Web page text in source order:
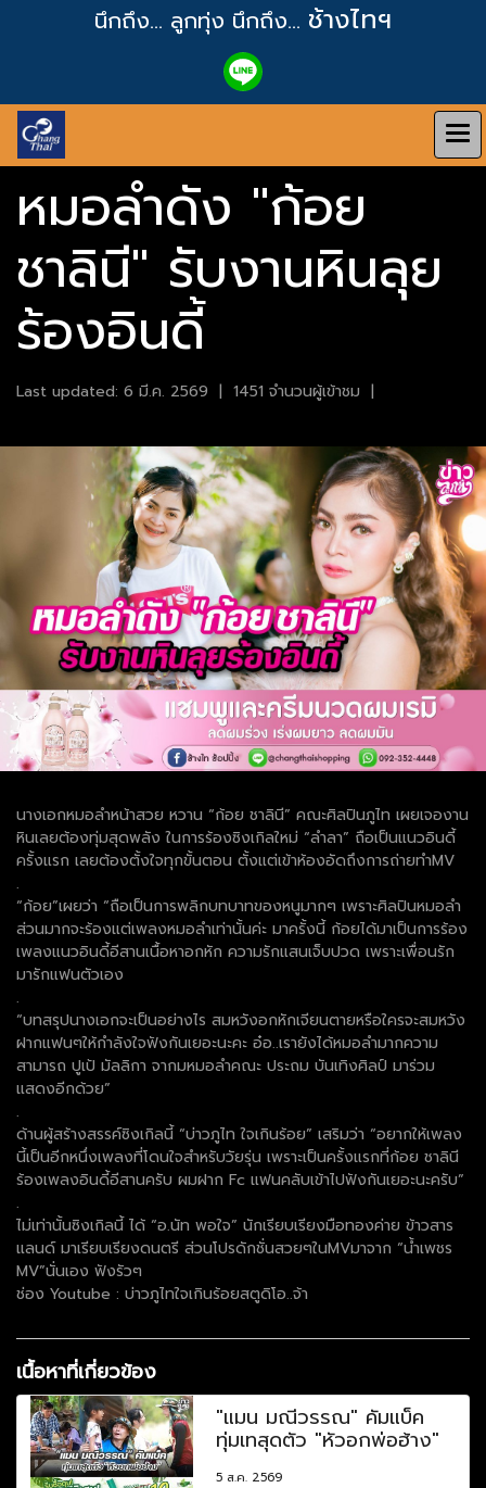
นึกถึง... ลูกทุ่ง นึกถึง... ช้างไทฯ
หมอลำดัง "ก้อย
ชาลินี" รับงานหินลุย
ร้องอินดี้
Last updated: 6 มี.ค. 2569 | 1451 จำนวนผู้เข้าชม |
นางเอกหมอลำหน้าสวย หวาน “ก้อย ชาลินี” คณะศิลปินภูไท เผยเจองาน
หินเลยต้องทุ่มสุดพลัง ในการร้องซิงเกิลใหม่ “ลำลา” ถือเป็นแนวอินดี้
ครั้งแรก เลยต้องตั้งใจทุกขั้นตอน ตั้งแต่เข้าห้องอัดถึงการถ่ายทำMV
.
“ก้อย”เผยว่า “ถือเป็นการพลิกบทบาทของหนูมากๆ เพราะศิลปินหมอลำ
ส่วนมากจะร้องแต่เพลงหมอลำเท่านั้นค่ะ มาครั้งนี้ ก้อยได้มาเป็นการร้อง
เพลงแนวอินดี้อีสานเนื้อหาอกหัก ความรักแสนเจ็บปวด เพราะเพื่อนรัก
มารักแฟนตัวเอง
.
“บทสรุปนางเอกจะเป็นอย่างไร สมหวังอกหักเจียนตายหรือใครจะสมหวัง
ฝากแฟนๆให้กำลังใจฟังกันเยอะนะคะ อ๋อ..เรายังได้หมอลำมากความ
สามารถ ปูเป้ มัลลิกา จากมหมอลำคณะ ประถม บันเทิงศิลป์ มาร่วม
แสดงอีกด้วย”
.
ด้านผู้สร้างสรรค์ซิงเกิลนี้ “บ่าวภูไท ใจเกินร้อย” เสริมว่า “อยากให้เพลง
นี้เป็นอีกหนึ่งเพลงที่โดนใจสำหรับวัยรุ่น เพราะเป็นครั้งแรกที่ก้อย ชาลินี
ร้องเพลงอินดี้อีสานครับ ผมฝาก Fc แฟนคลับเข้าไปฟังกันเยอะนะครับ”
.
ไม่เท่านั้นซิงเกิลนี้ ได้ “อ.นัท พอใจ” นักเรียบเรียงมือทองค่าย ข้าวสาร
แลนด์ มาเรียบเรียงดนตรี ส่วนโปรดักชั่นสวยๆในMVมาจาก “น้ำเพชร
MV”นั่นเอง ฟังรัวๆ
ช่อง Youtube : บ่าวภูไทใจเกินร้อยสตูดิโอ..จ้า
เนื้อหาที่เกี่ยวข้อง
"แมน มณีวรรณ" คัมแบ็ค
ทุ่มเทสุดตัว "หัวอกพ่อฮ้าง"
5 ส.ค. 2569